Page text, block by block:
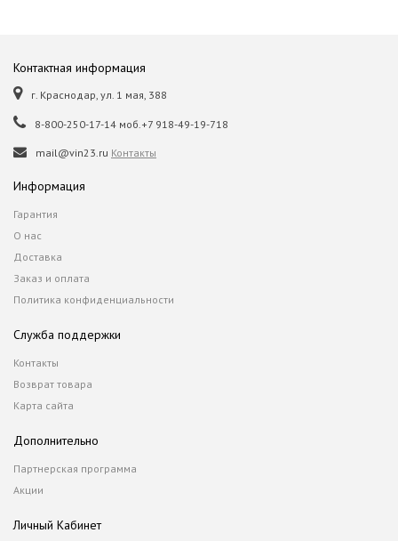
Контактная информация
г. Краснодар, ул. 1 мая, 388
8-800-250-17-14 моб.+7 918-49-19-718
mail@vin23.ru Контакты
Информация
Гарантия
О нас
Доставка
Заказ и оплата
Политика конфиденциальности
Служба поддержки
Контакты
Возврат товара
Карта сайта
Дополнительно
Партнерская программа
Акции
Личный Кабинет